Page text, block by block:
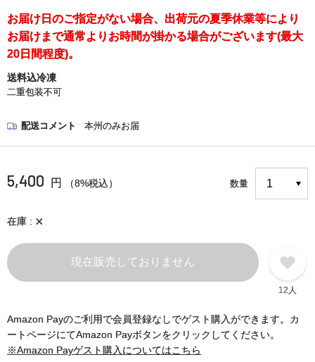
お届け日のご指定がない場合、出荷元の夏季休業等により
お届けまで通常よりお時間が掛かる場合がございます(最大
20日間程度)。
送料込冷凍
二重包装不可
配送コメント 本州のみお届
5,400 円 （8%税込） 数量
在庫 ×
現在販売しておりません
12人
Amazon Payのご利用で会員登録なしでゲスト購入ができます。カ
ートページにてAmazon Payボタンをクリックしてください。
※Amazon Payゲスト購入についてはこちら